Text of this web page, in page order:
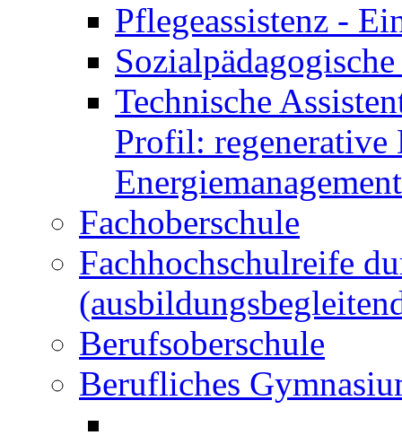
Pflegeassistenz -
Technische
Profil: regenerative
Energiemanagement
Fachoberschule
Fachhochschulreife
Berufsoberschule
Berufliches